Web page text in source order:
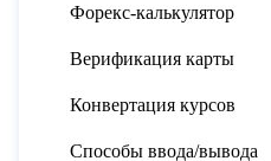
Форекс-калькулятор
Верификация карты
Конвертация курсов
Способы ввода/вывода